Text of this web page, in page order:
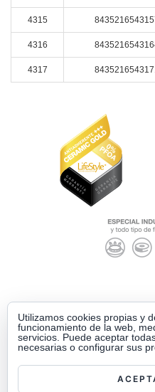
4315
4316
4317
Utilizamos cookies propias y
funcionamiento de la web,
servicios. Puede aceptar
necesarias o configurar sus